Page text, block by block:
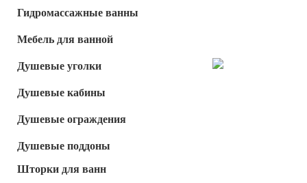
Гидромассажные ванны
Мебель для ванной
Душевые уголки
Душевые кабины
Душевые ограждения
Душевые поддоны
Шторки для ванн